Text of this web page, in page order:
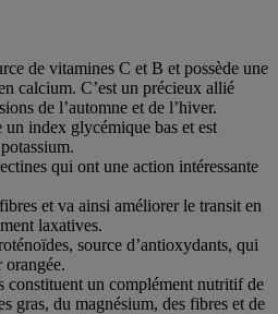
de vitamines C et B et possède une
calcium. C’est un précieux allié
de l’automne et de l’hiver.
un index glycémique bas et est
qui ont une action intéressante
et va ainsi améliorer le transit en
laxatives.
source d’antioxydants, qui
constituent un complément nutritif de
gras, du magnésium, des fibres et de